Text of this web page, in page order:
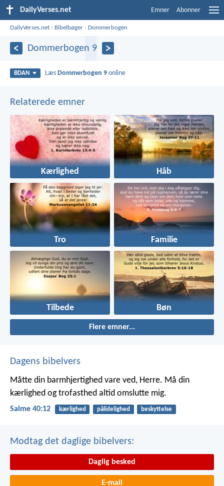
DailyVerses.net Emner Abonner
DailyVerses.net › Bibelbøger ›Dommerbogen
Dommerbogen 9
BDAN Læs Dommerbogen 9 online
Relaterede emner
Kærlighed Håb
Tro Familie
Tilbede Bøn
Flere emner...
Dagens bibelvers
Måtte din barmhjertighed vare ved, Herre. Må din
kærlighed og trofasthed altid omslutte mig.
Salme 40:12 kærlighed pålidelighed beskyttelse
Modtag det daglige bibelvers:
Daglig besked
E-mail